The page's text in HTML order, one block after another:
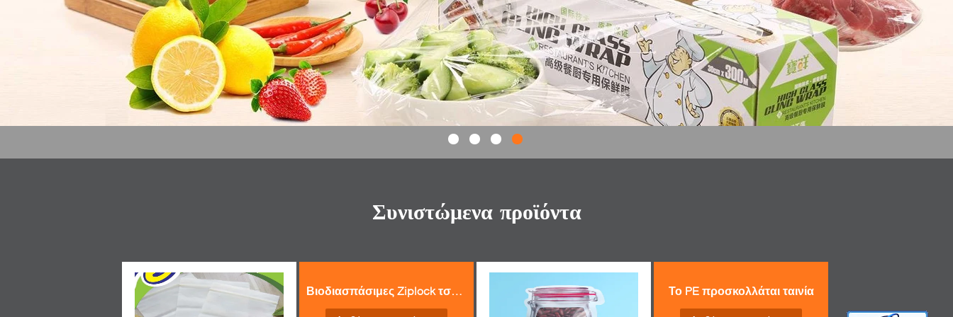
Συνιστώμενα προϊόντα
Βιοδιασπάσιμες Ziplock τσάντες Το PE προσκολλάται ταινία